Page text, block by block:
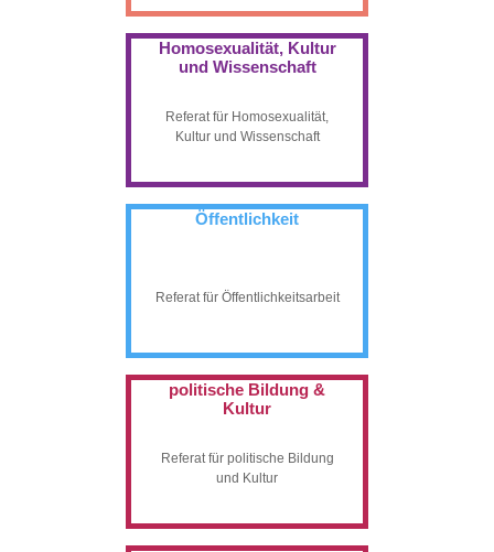
Homosexualität, Kultur
und Wissenschaft
Referat für Homosexualität,
Kultur und Wissenschaft
Öffentlichkeit
Referat für Öffentlichkeitsarbeit
politische Bildung &
Kultur
Referat für politische Bildung
und Kultur